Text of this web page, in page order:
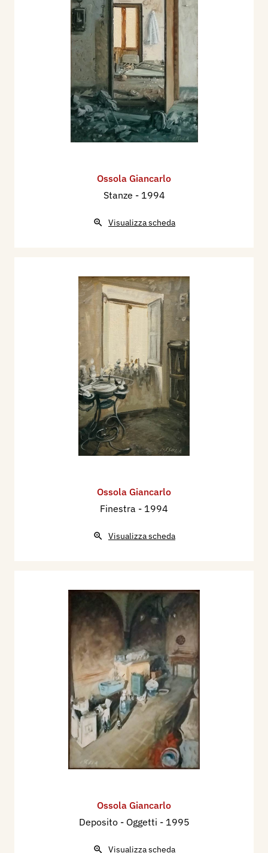
Ossola Giancarlo
Stanze - 1994
Visualizza scheda
Ossola Giancarlo
Finestra - 1994
Visualizza scheda
Ossola Giancarlo
Deposito - Oggetti - 1995
Visualizza scheda